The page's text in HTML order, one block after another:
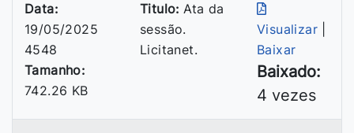
Data:
19/05/2025
4548
Tamanho:
742.26 KB
Titulo: Ata da
sessão.
Licitanet.
Visualizar
Baixar
Baixado:
4 vezes